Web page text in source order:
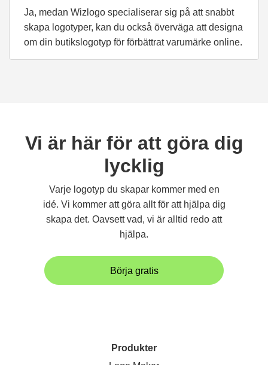
Ja, medan Wizlogo specialiserar sig på att snabbt
skapa logotyper, kan du också överväga att designa
om din butikslogotyp för förbättrat varumärke online.
Vi är här för att göra dig
lycklig
Varje logotyp du skapar kommer med en
idé. Vi kommer att göra allt för att hjälpa dig
skapa det. Oavsett vad, vi är alltid redo att
hjälpa.
Börja gratis
Produkter